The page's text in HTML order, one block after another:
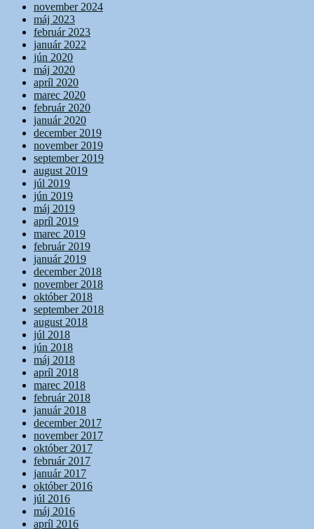
november 2024
máj 2023
február 2023
január 2022
jún 2020
máj 2020
apríl 2020
marec 2020
február 2020
január 2020
december 2019
november 2019
september 2019
august 2019
júl 2019
jún 2019
máj 2019
apríl 2019
marec 2019
február 2019
január 2019
december 2018
november 2018
október 2018
september 2018
august 2018
júl 2018
jún 2018
máj 2018
apríl 2018
marec 2018
február 2018
január 2018
december 2017
november 2017
október 2017
február 2017
január 2017
október 2016
júl 2016
máj 2016
apríl 2016